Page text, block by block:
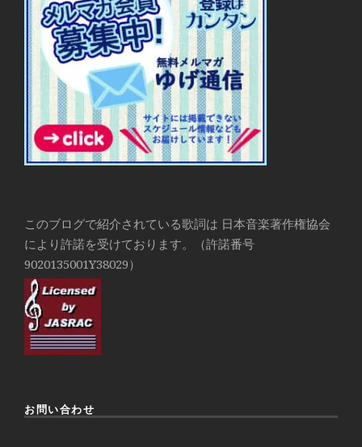
このブログで紹介されている歌詞は 日本音楽著作権協会
により許諾を受けております。（許諾番号
9020135001Y38029）
お問い合わせ